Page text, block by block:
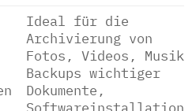
Ideal für die
Archivierung von
Fotos, Videos, Musik,
Backups wichtiger
Dokumente,